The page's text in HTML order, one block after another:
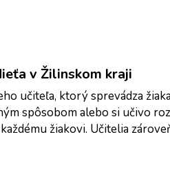
v Žilinskom kraji
učiteľa, ktorý sprevádza
spôsobom alebo si učivo
žiakovi. Učitelia